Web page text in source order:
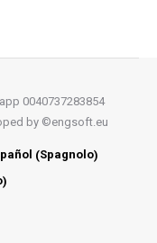
0040737283854
by ©engsoft.eu
(Spagnolo)
)